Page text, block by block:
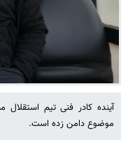
آینده کادر فنی تیم
موضوع دامن زده است.